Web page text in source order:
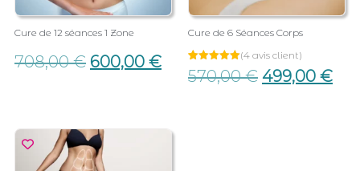
Cure de 12 séances 1 Zone
708,00€ 600,00 €
Cure de 6 Séances Corps
Noté
5.00
4
(4avis client)
570,00€ 499,00 €